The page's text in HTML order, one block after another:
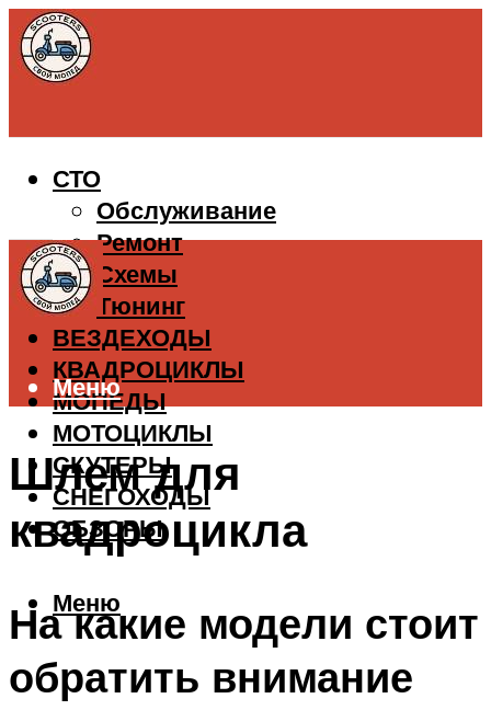
СТО
Обслуживание
Ремонт
Схемы
Тюнинг
ВЕЗДЕХОДЫ
КВАДРОЦИКЛЫ
МОПЕДЫ
МОТОЦИКЛЫ
СКУТЕРЫ
СНЕГОХОДЫ
ОБЗОРЫ
Меню
Меню
Шлем для
квадроцикла
На какие модели стоит
обратить внимание